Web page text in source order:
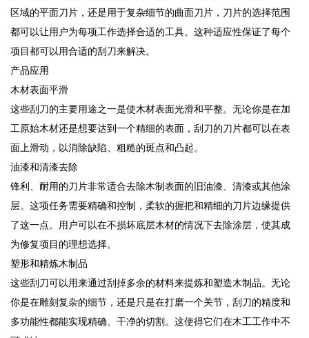
区域的平面刀片，还是用于复杂细节的曲面刀片，刀片的选择范围
都可以让用户为每项工作选择合适的工具。这种适应性保证了每个
项目都可以用合适的刮刀来解决。
产品应用
木材表面平滑
这些刮刀的主要用途之一是使木材表面光滑和平整。无论你是在加
工原始木材还是想要达到一个精细的表面，刮刀的刀片都可以在表
面上滑动，以消除缺陷、粗糙的斑点和凸起。
油漆和清漆去除
锋利、耐用的刀片非常适合去除木制表面的旧油漆、清漆或其他涂
层。这项任务需要精确和控制，柔软的握把和精细的刀片边缘提供
了这一点。用户可以在不损坏底层木材的情况下去除涂层，使其成
为修复项目的理想选择。
塑形和精炼木制品
这些刮刀可以用来通过刮掉多余的材料来提炼和塑造木制品。无论
你是在雕刻复杂的细节，还是只是在打磨一个关节，刮刀的精度和
多功能性都能实现精确、干净的切割。这使得它们在木工工作中不